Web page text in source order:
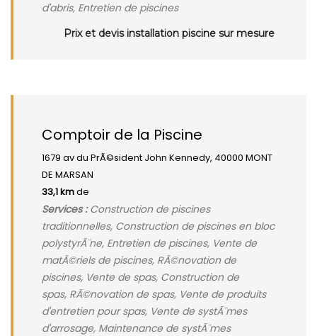
d'abris, Entretien de piscines
Prix et devis installation piscine sur mesure
Comptoir de la Piscine
1679 av du PrÃ©sident John Kennedy, 40000 MONT
DE MARSAN
33,1 kmde
Services :Construction de piscines
traditionnelles, Construction de piscines en bloc
polystyrÃ¨ne, Entretien de piscines, Vente de
matÃ©riels de piscines, RÃ©novation de
piscines, Vente de spas, Construction de
spas, RÃ©novation de spas, Vente de produits
d'entretien pour spas, Vente de systÃ¨mes
d'arrosage, Maintenance de systÃ¨mes